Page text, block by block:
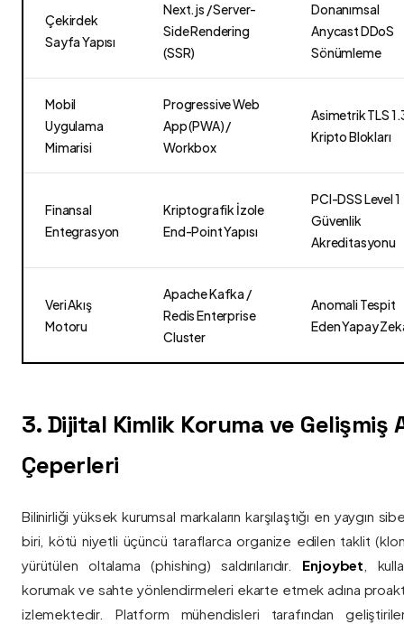
Çekirdek
Sayfa Yapısı
Next.js / Server-
Side Rendering
(SSR)
Donanımsal
Anycast DDoS
Sönümleme
Mobil
Uygulama
Mimarisi
Progressive Web
App (PWA) /
Workbox
Asimetrik TLS
Kripto Blokları
Finansal
Entegrasyon
Kriptografik İzole
End-Point Yapısı
PCI-DSS Level 1
Güvenlik
Akreditasyonu
Veri Akış
Motoru
Apache Kafka /
Redis Enterprise
Cluster
Anomali Tespit
Eden Yapay
3. Dijital Kimlik Koruma ve Gelişmiş
Çeperleri
Bilinirliği yüksek kurumsal markaların karşılaştığı en yaygın
biri, kötü niyetli üçüncü taraflarca organize edilen taklit
yürütülen oltalama (phishing) saldırılarıdır. Enjoybet ,
korumak ve sahte yönlendirmeleri ekarte etmek adına
izlemektedir. Platform mühendisleri tarafından